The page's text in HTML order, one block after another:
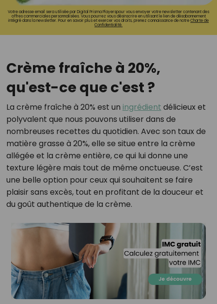
Votre adresse email sera utilisée par Digital Prisma Playerspour vous envoyer votre newsletter contenant des
offres commerciales personnalisées. Vous pourrez vous désinscrire en utilisant le lien de désabonnement
intégré dans la newsletter. Pour en savoir plus et exercer vos droits, prenez connaissance de notreCharte de
Confidentialité.
Crème fraîche à 20%,
qu'est-ce que c'est ?
La crème fraîche à 20% est un ingrédient délicieux et
polyvalent que nous pouvons utiliser dans de
nombreuses recettes du quotidien. Avec son taux de
matière grasse à 20%, elle se situe entre la crème
allégée et la crème entière, ce qui lui donne une
texture légère mais tout de même onctueuse. C’est
une belle option pour ceux qui souhaitent se faire
plaisir sans excès, tout en profitant de la douceur et
du goût authentique de la crème.